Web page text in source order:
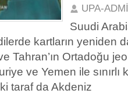
UPA-
Suudi
kartların yeniden
Tahran’ın Ortadoğu
ve Yemen ile sınırlı
taraf da Akdeniz